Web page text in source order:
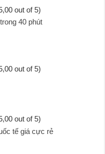
out of 5)
40 phút
out of 5)
out of 5)
tế giá cực rẻ